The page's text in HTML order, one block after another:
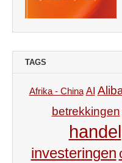
TAGS
Afrika - China AI
betrekkingen
handel
investeringen